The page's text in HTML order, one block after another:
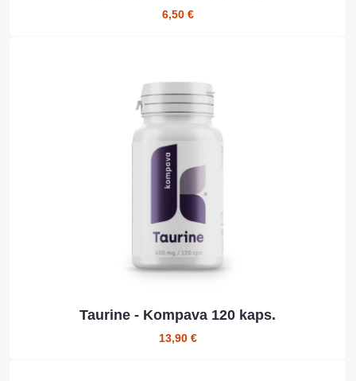
6,50 €
Taurine - Kompava 120 kaps.
13,90 €